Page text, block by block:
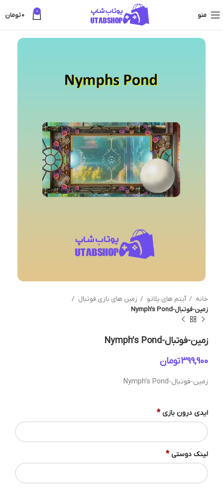
منو 0
0تومان
خانه آیتم های پلاتو
زمین های بازی فوتبال
زمین-فوتبال-Nymph’s Pond
زمین-فوتبال-Nymph’s Pond
تومان
زمین-فوتبال-Nymph’s Pond
ایدی درون بازی *
لینک دوستی *